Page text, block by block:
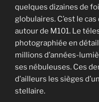
quelques dizaines de
globulaires. C’est le
autour de M101. Le
photographiée en détail,
millions d’années-
ses nébuleuses. Ces
d’ailleurs les sièges
stellaire.